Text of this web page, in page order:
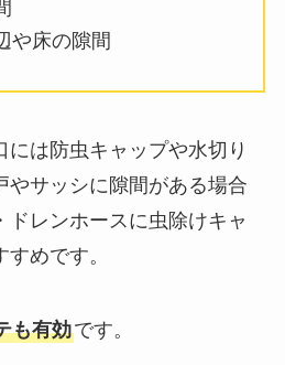
や床の隙間
には防虫キャップや水切り
やサッシに隙間がある場合
ドレンホースに虫除けキャ
めです。
も有効です。